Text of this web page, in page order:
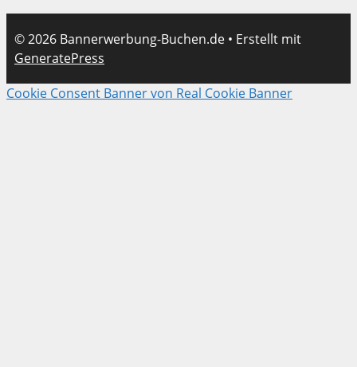
© 2026 Bannerwerbung-Buchen.de • Erstellt mit
GeneratePress
Cookie Consent Banner von Real Cookie Banner